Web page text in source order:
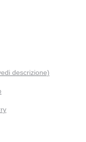
descrizione)